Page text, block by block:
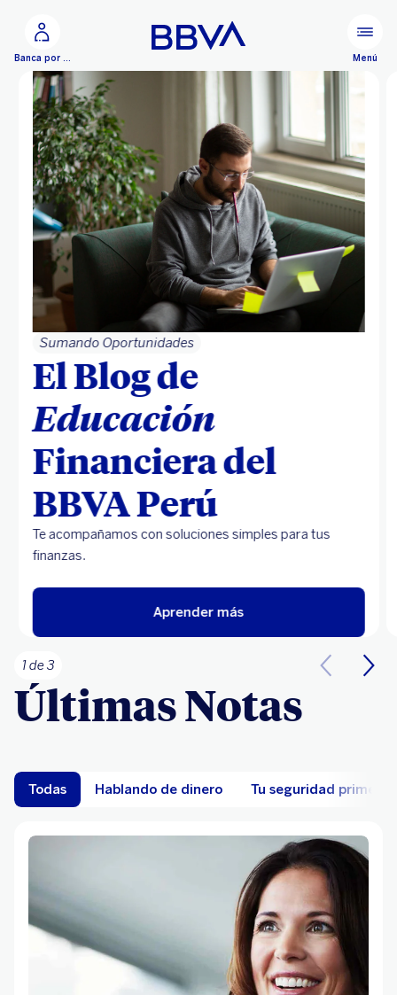
Banca por Internet Menú
Sumando Oportunidades
El Blog de
Educación
Financiera del
BBVA Perú
Te acompañamos con soluciones simples para tus
finanzas.
Aprender más
1 de 3
Últimas Notas
Todas Hablando de dinero Tu seguridad primero